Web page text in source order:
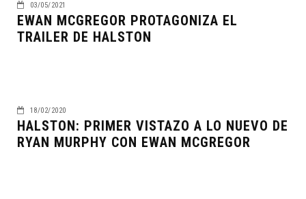
03/05/2021
EWAN MCGREGOR PROTAGONIZA EL
TRAILER DE HALSTON
18/02/2020
HALSTON: PRIMER VISTAZO A LO NUEVO DE
RYAN MURPHY CON EWAN MCGREGOR